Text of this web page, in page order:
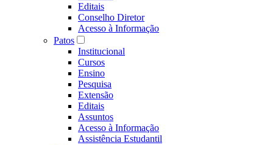
Editais
Conselho Diretor
Acesso à Informação
Patos
Institucional
Cursos
Ensino
Pesquisa
Extensão
Editais
Assuntos
Acesso à Informação
Assistência Estudantil